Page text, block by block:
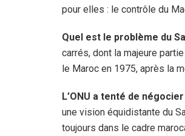
pour elles : le contrôle du
Quel est le problème du
carrés, dont la majeure
le Maroc en 1975, après la
L’ONU a tenté de
une vision équidistante du
toujours dans le cadre